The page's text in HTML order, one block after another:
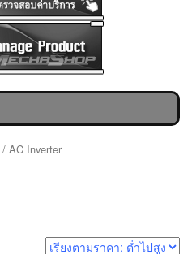
/ AC Inverter